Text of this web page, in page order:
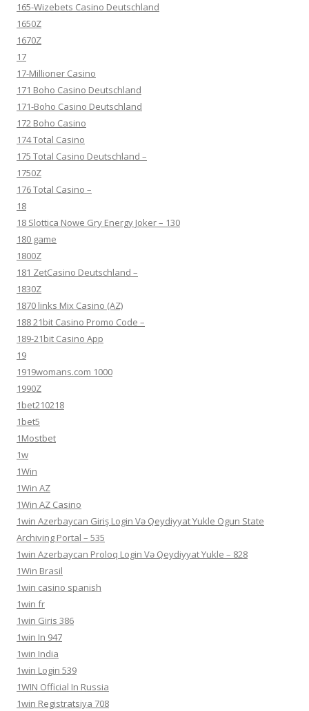
165-Wizebets Casino Deutschland
1650Z
1670Z
17
17-Millioner Casino
171 Boho Casino Deutschland
171-Boho Casino Deutschland
172 Boho Casino
174 Total Casino
175 Total Casino Deutschland –
1750Z
176 Total Casino –
18
18 Slottica Nowe Gry Energy Joker – 130
180 game
1800Z
181 ZetCasino Deutschland –
1830Z
1870 links Mix Casino (AZ)
188 21bit Casino Promo Code –
189-21bit Casino App
19
1919womans.com 1000
1990Z
1bet210218
1bet5
1Mostbet
1w
1Win
1Win AZ
1Win AZ Casino
1win Azerbaycan Giriş Login Və Qeydiyyat Yukle Ogun State
Archiving Portal – 535
1win Azerbaycan Proloq Login Və Qeydiyyat Yukle – 828
1Win Brasil
1win casino spanish
1win fr
1win Giris 386
1win In 947
1win India
1win Login 539
1WIN Official In Russia
1win Registratsiya 708